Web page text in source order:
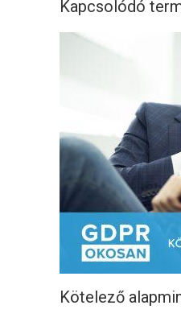
Kapcsolódó
Kötelező